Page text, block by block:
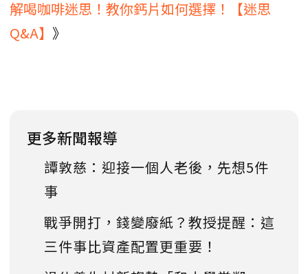
解喝咖啡迷思！教你鈣片如何選擇！【迷思
Q&A】 》
更多新聞報導
譚敦慈：迎接一個人老後，先想5件
事
戰爭開打，錢變廢紙？教授提醒：這
三件事比資產配置更重要！